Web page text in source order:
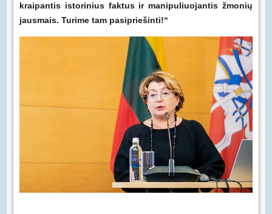
kraipantis istorinius faktus ir manipuliuojantis žmonių
jausmais. Turime tam pasipriešinti!“